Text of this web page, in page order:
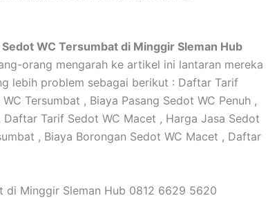
Sedot WC Tersumbat di Minggir Sleman Hub
orang mengarah ke artikel ini lantaran mereka
lebih problem sebagai berikut : Daftar Tarif
Tersumbat , Biaya Pasang Sedot WC Penuh ,
Daftar Tarif Sedot WC Macet , Harga Jasa Sedot
, Biaya Borongan Sedot WC Macet , Daftar
di Minggir Sleman Hub 0812 6629 5620